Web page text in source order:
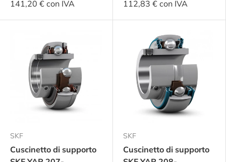
141,20 € con IVA 112,83 € con IVA
SKF
Cuscinetto di supporto
SKF
Cuscinetto di supporto